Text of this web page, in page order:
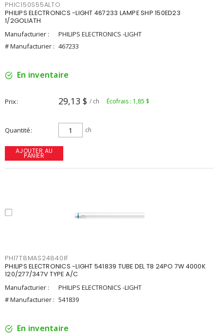
PHIC150S55ALTO
PHILIPS ELECTRONICS -LIGHT 467233 LAMPE SHP 150ED23
1/2GOLIATH
Manufacturier :
PHILIPS ELECTRONICS -LIGHT
# Manufacturier : 467233
En inventaire
Prix 29,13 $ / ch Écofrais : 1,85 $
Quantité ch
AJOUTER AU
PANIER
PHI7T8MAS24840IF
PHILIPS ELECTRONICS -LIGHT 541839 TUBE DEL T8 24PO 7W 4000K
120/277/347V TYPE A/C
Manufacturier :
PHILIPS ELECTRONICS -LIGHT
# Manufacturier : 541839
En inventaire